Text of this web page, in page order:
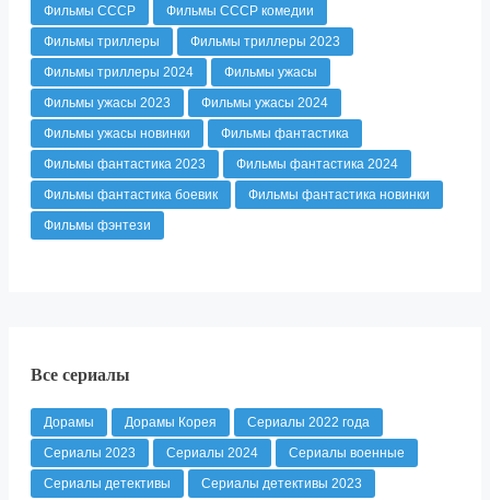
Фильмы СССР
Фильмы СССР комедии
Фильмы триллеры
Фильмы триллеры 2023
Фильмы триллеры 2024
Фильмы ужасы
Фильмы ужасы 2023
Фильмы ужасы 2024
Фильмы ужасы новинки
Фильмы фантастика
Фильмы фантастика 2023
Фильмы фантастика 2024
Фильмы фантастика боевик
Фильмы фантастика новинки
Фильмы фэнтези
Все сериалы
Дорамы Дорамы Корея
Сериалы 2022 года
Сериалы 2023
Сериалы 2024
Сериалы военные
Сериалы детективы
Сериалы детективы 2023